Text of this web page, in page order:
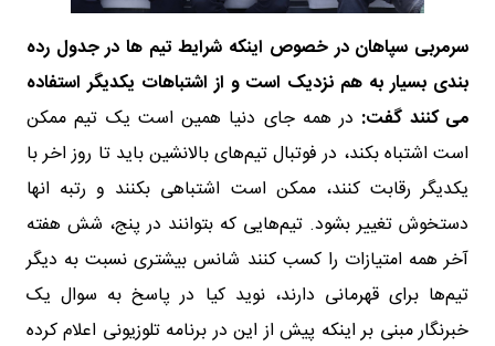
سرمربی سپاهان در خصوص اینکه شرایط تیم ها در جدول رده
بندی بسیار به هم نزدیک است و از اشتباهات یکدیگر استفاده
می کنند گفت: در همه جای دنیا همین است یک تیم ممکن
است اشتباه بکند، در فوتبال تیم‌های بالانشین باید تا روز اخر با
یکدیگر رقابت کنند، ممکن است اشتباهی بکنند و رتبه انها
دستخوش تغییر بشود. تیم‌هایی که بتوانند در پنج، شش هفته
آخر همه امتیازات را کسب کنند شانس بیشتری نسبت به دیگر
تیم‌ها برای قهرمانی دارند، نوید کیا در پاسخ به سوال یک
خبرنگار مبنی بر اینکه پیش از این در برنامه تلوزیونی اعلام کرده